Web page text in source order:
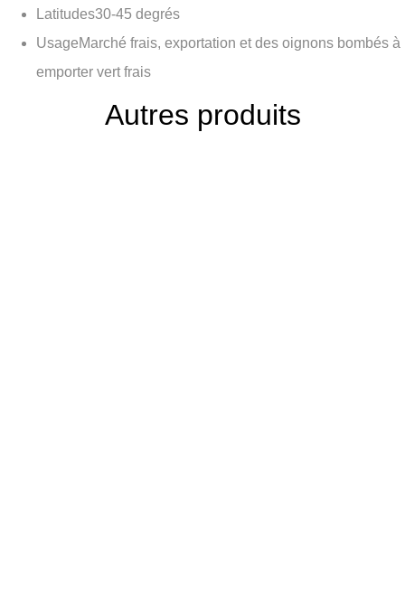
Latitudes30-45 degrés
UsageMarché frais, exportation et des oignons bombés à
emporter vert frais
Autres produits